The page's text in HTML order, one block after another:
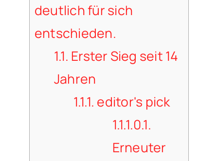
deutlich für sich
entschieden.
1.1. Erster Sieg seit 14
Jahren
1.1.1. editor's pick
1.1.1.0.1.
Erneuter